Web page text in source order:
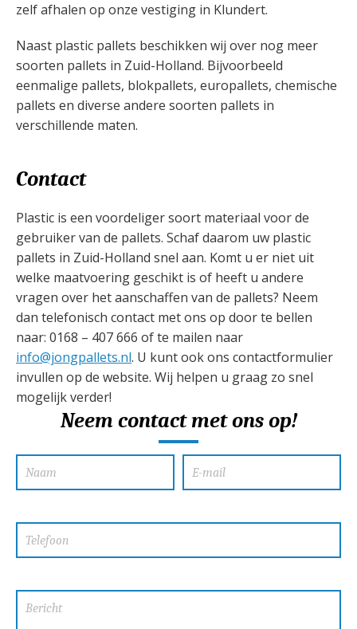
zelf afhalen op onze vestiging in Klundert.
Naast plastic pallets beschikken wij over nog meer
soorten pallets in Zuid-Holland. Bijvoorbeeld
eenmalige pallets, blokpallets, europallets, chemische
pallets en diverse andere soorten pallets in
verschillende maten.
Contact
Plastic is een voordeliger soort materiaal voor de
gebruiker van de pallets. Schaf daarom uw plastic
pallets in Zuid-Holland snel aan. Komt u er niet uit
welke maatvoering geschikt is of heeft u andere
vragen over het aanschaffen van de pallets? Neem
dan telefonisch contact met ons op door te bellen
naar: 0168 – 407 666 of te mailen naar
info@jongpallets.nl. U kunt ook ons contactformulier
invullen op de website. Wij helpen u graag zo snel
mogelijk verder!
Neem contact met ons op!